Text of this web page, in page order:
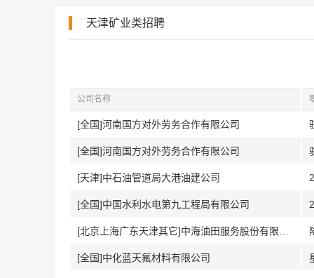
天津矿业类招聘
公司名称
[全国]河南国方对外劳务合作有限公司
[全国]河南国方对外劳务合作有限公司
[天津]中石油管道局大港油建公司
[全国]中国水利水电第九工程局有限公司
[全国]中化蓝天氟材料有限公司